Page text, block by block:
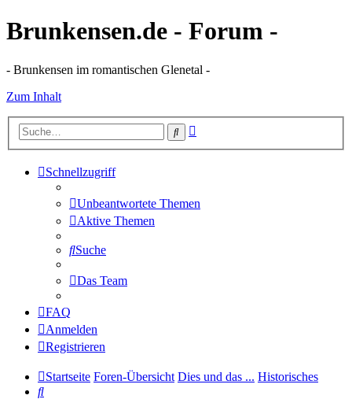
Brunkensen.de - Forum -
- Brunkensen im romantischen Glenetal -
Zum Inhalt
Suche
Schnellzugriff
Unbeantwortete Themen
Aktive Themen
Suche
Das Team
FAQ
Anmelden
Registrieren
Startseite Foren-Übersicht Dies und das ... Historisches
Suche